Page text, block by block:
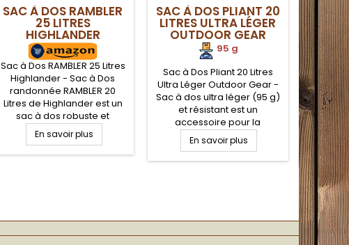
SAC À DOS RAMBLER
25 LITRES
HIGHLANDER
Sac à Dos RAMBLER 25 Litres
Highlander - Sac à Dos
randonnée RAMBLER 20
Litres de Highlander est un
sac à dos robuste et
compact, très apprécié par
les randonneurs. De volume
utile de 25 Litres, le sac à
En savoir plus
SAC À DOS PLIANT 20
LITRES ULTRA LÉGER
OUTDOOR GEAR
95 g
Sac à Dos Pliant 20 Litres
Ultra Léger Outdoor Gear -
Sac à dos ultra léger (95 g)
et résistant est un
accessoire pour la
randonnée légère qui
séduira tous les
randonneurs à la journée
dans son sac de
compression
En savoir plus